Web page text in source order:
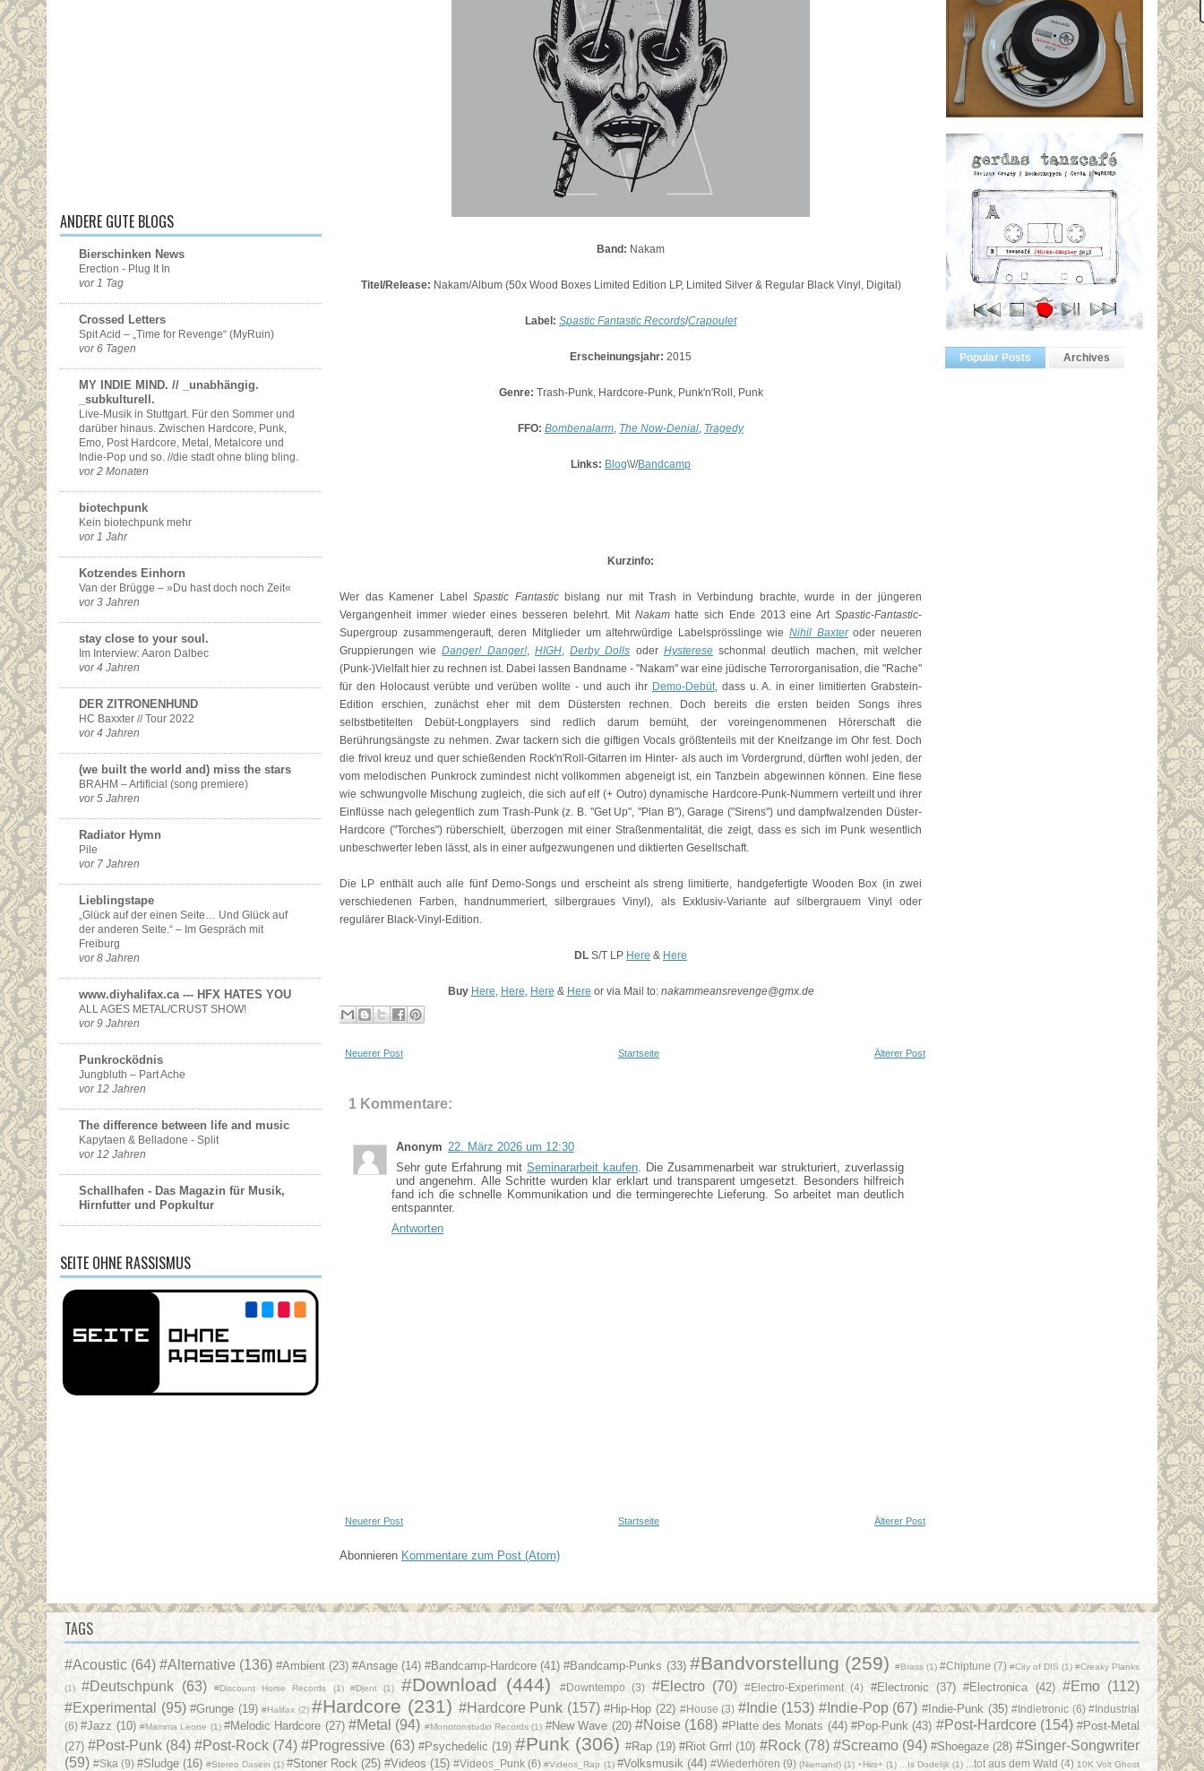
ANDERE GUTE BLOGS
Bierschinken News
Erection - Plug It In
vor 1 Tag
Crossed Letters
Spit Acid – „Time for Revenge“ (MyRuin)
vor 6 Tagen
MY INDIE MIND. // _unabhängig.
_subkulturell.
Live-Musik in Stuttgart. Für den Sommer und
darüber hinaus. Zwischen Hardcore, Punk,
Emo, Post Hardcore, Metal, Metalcore und
Indie-Pop und so. //die stadt ohne bling bling.
vor 2 Monaten
biotechpunk
Kein biotechpunk mehr
vor 1 Jahr
Kotzendes Einhorn
Van der Brügge – »Du hast doch noch Zeit«
vor 3 Jahren
stay close to your soul.
Im Interview: Aaron Dalbec
vor 4 Jahren
DER ZITRONENHUND
HC Baxxter // Tour 2022
vor 4 Jahren
(we built the world and) miss the stars
BRAHM – Artificial (song premiere)
vor 5 Jahren
Radiator Hymn
Pile
vor 7 Jahren
Lieblingstape
„Glück auf der einen Seite… Und Glück auf
der anderen Seite.“ – Im Gespräch mit
Freiburg
vor 8 Jahren
www.diyhalifax.ca --- HFX HATES YOU
ALL AGES METAL/CRUST SHOW!
vor 9 Jahren
Punkrocködnis
Jungbluth – Part Ache
vor 12 Jahren
The difference between life and music
Kapytaen & Belladone - Split
vor 12 Jahren
Schallhafen - Das Magazin für Musik,
Hirnfutter und Popkultur
SEITE OHNE RASSISMUS
Band: Nakam
Titel/Release: Nakam/Album (50x Wood Boxes Limited Edition LP, Limited Silver & Regular Black Vinyl, Digital)
Label: Spastic Fantastic Records/Crapoulet
Erscheinungsjahr: 2015
Genre: Trash-Punk, Hardcore-Punk, Punk'n'Roll, Punk
FFO: Bombenalarm, The Now-Denial, Tragedy
Links: Blog\\//Bandcamp
Kurzinfo:
Wer das Kamener LabelSpastic Fantasticbislang nur mit Trash in Verbindung brachte, wurde in der jüngeren
Vergangenheit immer wieder eines besseren belehrt. Mit Nakamhatte sich Ende 2013 eine Art Spastic-Fantastic-
Supergroup zusammengerauft, deren Mitglieder um altehrwürdige Labelsprösslinge wieNihil Baxteroder neueren
Gruppierungen wieDanger! Danger!, HIGH,Derby Dolls oder Hystereseschonmal deutlich machen, mit welcher
(Punk-)Vielfalt hier zu rechnen ist. Dabei lassen Bandname - "Nakam" war eine jüdische Terrororganisation, die "Rache"
für den Holocaust verübte und verüben wollte - und auch ihr Demo-Debüt, dass u. A. in einer limitierten Grabstein-
Edition erschien, zunächst eher mit dem Düstersten rechnen. Doch bereits die ersten beiden Songs ihres
selbstbetitelten Debüt-Longplayers sind redlich darum bemüht, der voreingenommenen Hörerschaft die
Berührungsängste zu nehmen. Zwar tackern sich die giftigen Vocals größtenteils mit der Kneifzange im Ohr fest. Doch
die frivol kreuz und quer schießenden Rock'n'Roll-Gitarren im Hinter- als auch im Vordergrund, dürften wohl jeden, der
vom melodischen Punkrock zumindest nicht vollkommen abgeneigt ist, ein Tanzbein abgewinnen können. Eine fiese
wie schwungvolle Mischung zugleich, die sich auf elf (+ Outro) dynamische Hardcore-Punk-Nummern verteilt und ihrer
Einflüsse nach gelegentlich zum Trash-Punk (z. B. "Get Up", "Plan B"), Garage ("Sirens") und dampfwalzenden Düster-
Hardcore ("Torches") rüberschielt, überzogen mit einer Straßenmentalität, die zeigt, dass es sich im Punk wesentlich
unbeschwerter leben lässt, als in einer aufgezwungenen und diktierten Gesellschaft.
Die LP enthält auch alle fünf Demo-Songs und erscheint als streng limitierte, handgefertigte Wooden Box (in zwei
verschiedenen Farben, handnummeriert, silbergraues Vinyl), als Exklusiv-Variante auf silbergrauem Vinyl oder
regulärer Black-Vinyl-Edition.
DL S/T LP Here & Here
Buy Here, Here, Here & Here or via Mail to: nakammeansrevenge@gmx.de
Neuerer Post Älterer Post
Startseite
1 Kommentare:
Anonym 22. März 2026 um 12:30
Sehr gute Erfahrung mit Seminararbeit kaufen. Die Zusammenarbeit war strukturiert, zuverlassig
und angenehm. Alle Schritte wurden klar erklart und transparent umgesetzt. Besonders hilfreich
fand ich die schnelle Kommunikation und die termingerechte Lieferung. So arbeitet man deutlich
entspannter.
Antworten
Neuerer Post Älterer Post
Startseite
Abonnieren Kommentare zum Post (Atom)
Popular Posts Archives
TAGS
#Acoustic (64) #Alternative (136) #Ambient (23) #Ansage (14) #Bandcamp-Hardcore (41) #Bandcamp-Punks (33) #Bandvorstellung (259) #Brass (1) #Chiptune (7) #City of DIS (1) #Creaky Planks
(1) #Deutschpunk (63) #Discount Horse Records (1) #Djent (1) #Download (444) #Downtempo (3) #Electro (70) #Electro-Experiment (4) #Electronic (37) #Electronica (42) #Emo (112)
#Experimental
(95) #Grunge (19) #Halifax (2) #Hardcore (231) #Hardcore Punk (157) #Hip-Hop (22) #House (3) #Indie (153) #Indie-Pop (67) #Indie-Punk (35) #Indietronic (6) #Industrial
(6) #Jazz (10) #Mamma Leone (1) #Melodic Hardcore (27) #Metal (94) #Monotonstudio Records (1) #New Wave (20) #Noise (168) #Platte des Monats (44) #Pop-Punk (43) #Post-Hardcore (154) #Post-Metal
(27) #Post-Punk (84) #Post-Rock (74) #Progressive (63) #Psychedelic (19) #Punk (306) #Rap (19) #Riot Grrrl (10) #Rock (78) #Screamo (94) #Shoegaze (28) #Singer-Songwriter
(59) #Ska (9) #Sludge (16) #Stereo Dasein (1) #Stoner Rock (25) #Videos (15) #Videos_Punk (6) #Videos_Rap (1) #Volksmusik (44) #Wiederhören (9) (Niemand) (1) +Hirs+ (1) ...Is Dodelijk (1) ...tot aus dem Wald (4) 10K Volt Ghost